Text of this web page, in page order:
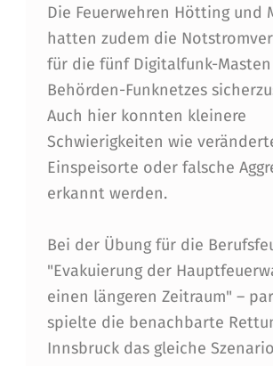
U
P
T
F
E
U
E
R
W
A
C
Die Feuerwehren Hötting und
hatten zudem die
für die fünf Digitalfunk-Masten
Behörden-Funknetzes
Auch hier konnten kleinere
Schwierigkeiten wie
Einspeisorte oder falsche
erkannt werden.
Bei der Übung für die
"Evakuierung der
einen längeren Zeitraum" –
spielte die benachbarte
Innsbruck das gleiche